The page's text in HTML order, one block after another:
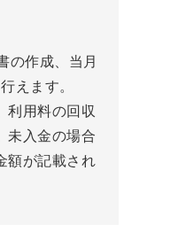
の作成、当月
えます。
利用料の回収
未入金の場合
額が記載され